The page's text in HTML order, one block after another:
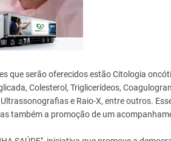
que serão oferecidos estão Citologia
Colesterol, Triglicerídeos,
e Raio-X, entre outros.
também a promoção de um